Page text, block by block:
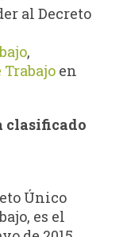
al Decreto
,
en
clasificado
Único
es el